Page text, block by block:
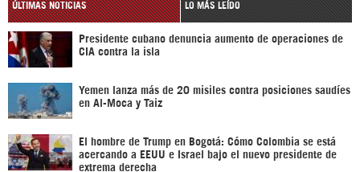
ÚLTIMAS NOTICIAS LO MÁS LEÍDO
Presidente cubano denuncia aumento de operaciones de
CIA contra la isla
Yemen lanza más de 20 misiles contra posiciones saudíes
en Al-Moca y Taiz
El hombre de Trump en Bogotá: Cómo Colombia se está
acercando a EEUU e Israel bajo el nuevo presidente de
extrema derecha